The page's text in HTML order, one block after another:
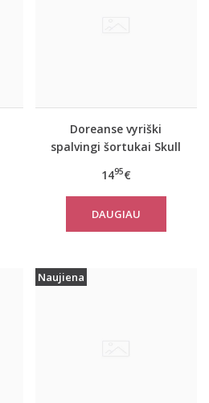
Doreanse vyriški
spalvingi šortukai Skull
1495€
DAUGIAU
Naujiena